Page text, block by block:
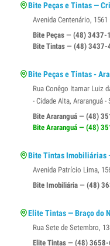
Bite Peças e Tintas —
Avenida Centenário,
Bite Peças — (48) 3437-
Bite Tintas — (48) 3437-
Bite Peças e Tintas -
Rua Conêgo Itamar Luiz
- Cidade Alta, Araranguá -
Bite Araranguá — (48)
Bite Araranguá — (48)
Bite Tintas Imobiliárias
Avenida Patrício Lima,
Bite Imobiliária — (48)
Elite Tintas — Braço do
Rua Sete de Setembro,
Elite Tintas — (48)